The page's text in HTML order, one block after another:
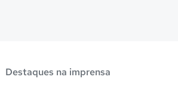
Destaques na imprensa